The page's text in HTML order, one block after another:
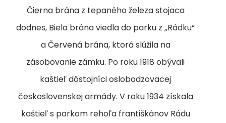
Čierna brána z tepaného železa stojaca
dodnes, Biela brána viedla do parku z „Rádku“
a Červená brána, ktorá slúžila na
zásobovanie zámku. Po roku 1918 obývali
kaštieľ dôstojníci oslobodzovacej
československej armády. V roku 1934 získala
kaštieľ s parkom rehoľa františkánov Rádu